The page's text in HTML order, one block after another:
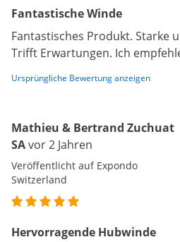
Fantastische Winde
Fantastisches Produkt. Starke
Trifft Erwartungen. Ich
Ursprüngliche Bewertung anzeigen
Mathieu & Bertrand Zuchuat
SAvor 2 Jahren
Veröffentlicht auf Expondo
Switzerland
Hervorragende Hubwinde